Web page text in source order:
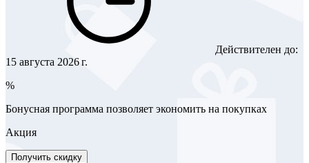
Действителен до:
15 августа 2026 г.
%
Бонусная программа позволяет экономить на покупках
Акция
Получить скидку